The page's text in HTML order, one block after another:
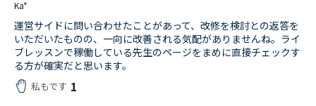
Ka*
運営サイドに問い合わせたことがあって、改修を検討との返答を
いただいたものの、一向に改善される気配がありませんね。ライ
ブレッスンで稼働している先生のページをまめに直接チェックす
る方が確実だと思います。
私もです 1